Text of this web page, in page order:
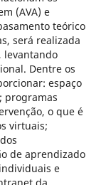
(AVA) e
teórico
será realizada
levantando
Dentre os
espaço
programas
o que é
virtuais;
de aprendizado
e